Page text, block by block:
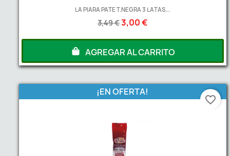
LA PIARA PATE T.NEGRA 3 LATAS...
3,49 €3,00 €
AGREGAR AL CARRITO
¡EN OFERTA!
favorite_border